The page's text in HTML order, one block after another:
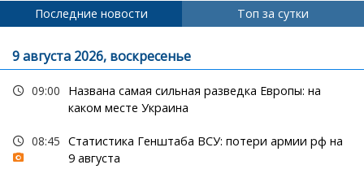
Последние новости Топ за сутки
9 августа 2026, воскресенье
09:00
Названа самая сильная разведка Европы: на
каком месте Украина
08:45 Статистика Генштаба ВСУ: потери армии рф на
9 августа